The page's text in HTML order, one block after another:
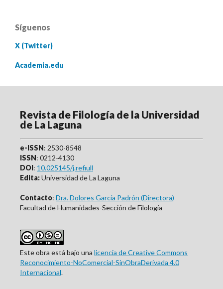
Síguenos
X (Twitter)
Academia.edu
Revista de Filología de la Universidad
de La Laguna
e-ISSN: 2530-8548
ISSN: 0212-4130
DOI: 10.025145/j.refiull
Edita:Universidad de La Laguna
Contacto: Dra. Dolores García Padrón (Directora)
Facultad de Humanidades-Sección de Filología
Este obra está bajo una licencia de Creative Commons
Reconocimiento-NoComercial-SinObraDerivada 4.0
Internacional.